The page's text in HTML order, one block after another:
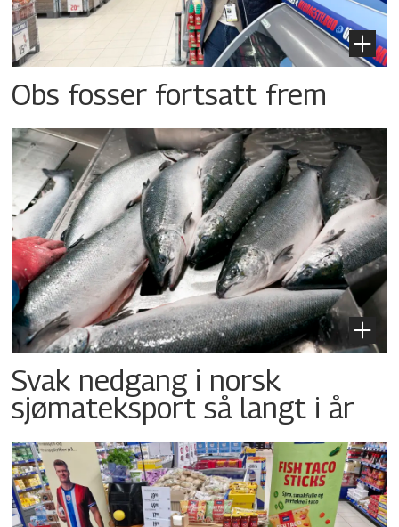
Obs fosser fortsatt frem
Svak nedgang i norsk
sjømateksport så langt i år